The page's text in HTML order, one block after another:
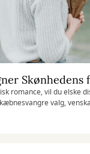
Skønhedens
romance, vil du elske
valg,